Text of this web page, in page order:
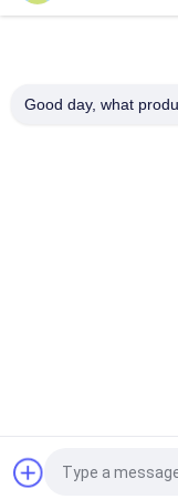
Πετρελαιοπηγών
Good day, what